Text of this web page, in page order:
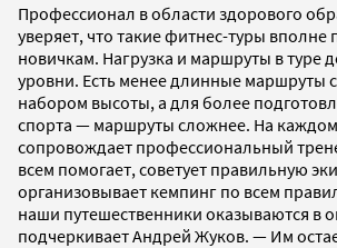
Профессионал в области здорового
уверяет, что такие фитнес-туры вполне
новичкам. Нагрузка и маршруты в туре
уровни. Есть менее длинные маршруты
набором высоты, а для более
спорта — маршруты сложнее. На каждом
сопровождает профессиональный
всем помогает, советует правильную
организовывает кемпинг по всем
наши путешественники оказываются в
подчеркивает Андрей Жуков. — Им